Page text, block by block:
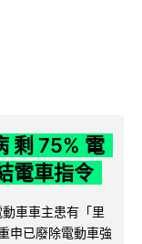
剩 75% 電
電車指令
車車主患有「里
申已廢除電動車強